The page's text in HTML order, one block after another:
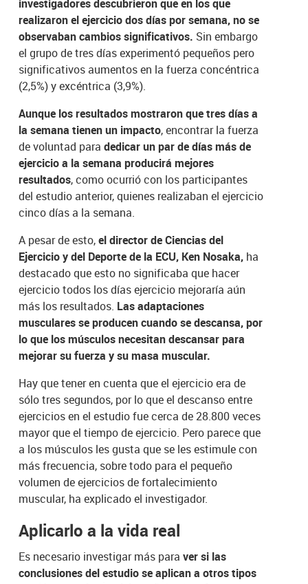
investigadores descubrieron que en los que
realizaron el ejercicio dos días por semana, no se
observaban cambios significativos. Sin embargo
el grupo de tres días experimentó pequeños pero
significativos aumentos en la fuerza concéntrica
(2,5%) y excéntrica (3,9%).
Aunque los resultados mostraron que tres días a
la semana tienen un impacto, encontrar la fuerza
de voluntad para dedicar un par de días más de
ejercicio a la semana producirá mejores
resultados, como ocurrió con los participantes
del estudio anterior, quienes realizaban el ejercicio
cinco días a la semana.
A pesar de esto,el director de Ciencias del
Ejercicio y del Deporte de la ECU, Ken Nosaka, ha
destacado que esto no significaba que hacer
ejercicio todos los días ejercicio mejoraría aún
más los resultados. Las adaptaciones
musculares se producen cuando se descansa, por
lo que los músculos necesitan descansar para
mejorar su fuerza y su masa muscular.
Hay que tener en cuenta que el ejercicio era de
sólo tres segundos, por lo que el descanso entre
ejercicios en el estudio fue cerca de 28.800 veces
mayor que el tiempo de ejercicio. Pero parece que
a los músculos les gusta que se les estimule con
más frecuencia, sobre todo para el pequeño
volumen de ejercicios de fortalecimiento
muscular, ha explicado el investigador.
Aplicarlo a la vida real
Es necesario investigar más paraver si las
conclusiones del estudio se aplican a otros tipos